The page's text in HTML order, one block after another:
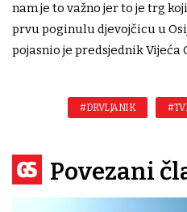
nam je to važno jer to je trg
prvu poginulu djevojčicu u
pojasnio je predsjednik Vijeća
#DRVLJANIK
Povezani